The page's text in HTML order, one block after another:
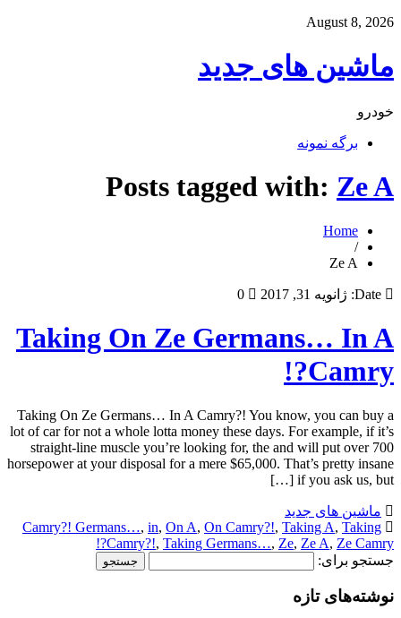
August 8, 2026
ماشین های جدید
خودرو
برگه نمونه
Posts tagged with: Ze A
Home
/
Ze A
Date: ژانویه 31, 2017 0
Taking On Ze Germans… In A
Camry?!
Taking On Ze Germans… In A Camry?! You know, you can buy a
lot of car for not a whole lotta money these days. For example, if it’s
straight-line muscle you’re looking for, the and will put over 700
horsepower at your disposal for a mere $65,000. That’s pretty insane
if you ask us, but […]
ماشین های جدید
Camry?! Germans…, in, On A, On Camry?!, Taking A, Taking
Camry?!, Taking Germans…, Ze, Ze A, Ze Camry?!
جستجو برای:
نوشته‌های تازه